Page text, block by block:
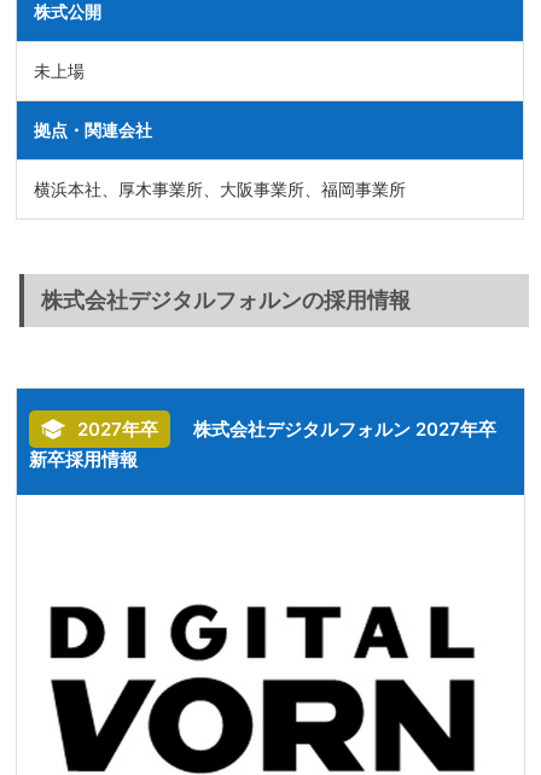
株式公開
未上場
拠点・関連会社
横浜本社、厚木事業所、大阪事業所、福岡事業所
株式会社デジタルフォルンの採用情報
2027年卒
株式会社デジタルフォルン 2027年卒
新卒採用情報